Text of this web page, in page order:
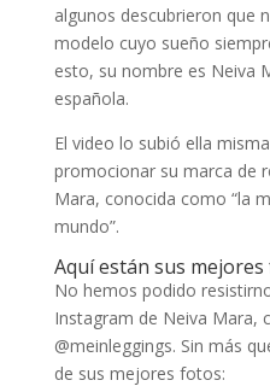
algunos descubrieron que
modelo cuyo sueño
esto, su nombre es Neiva
española.
El video lo subió ella
promocionar su marca de
Mara, conocida como “la
mundo”.
Aquí están sus
No hemos podido
Instagram de Neiva Mara,
@meinleggings. Sin más
de sus mejores fotos: